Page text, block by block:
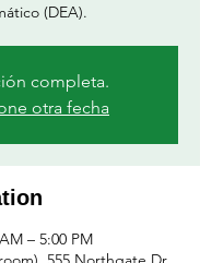
(DEA).
completa.
otra fecha
– 5:00 PM